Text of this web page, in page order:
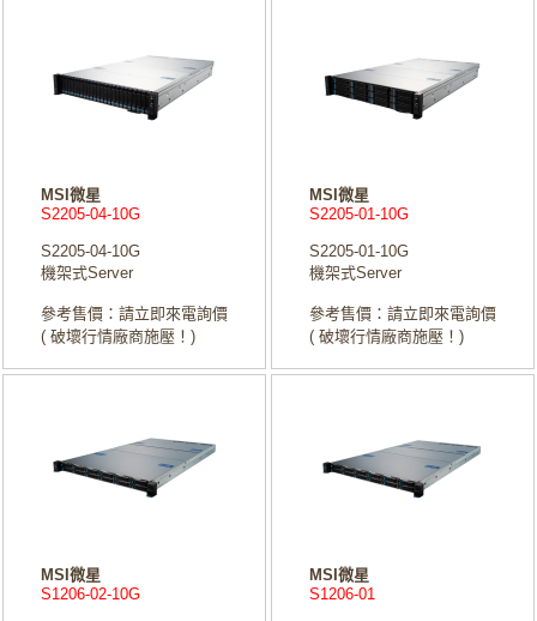
MSI微星
S2205-04-10G
S2205-04-10G
機架式Server
參考售價：請立即來電詢價
( 破壞行情廠商施壓！)
MSI微星
S2205-01-10G
S2205-01-10G
機架式Server
參考售價：請立即來電詢價
( 破壞行情廠商施壓！)
MSI微星
S1206-02-10G
MSI微星
S1206-01